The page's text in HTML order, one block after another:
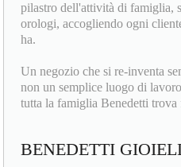
pilastro dell'attività di famiglia,
orologi, accogliendo ogni
ha.
Un negozio che si re-inventa
non un semplice luogo di
tutta la famiglia Benedetti trova
BENEDETTI